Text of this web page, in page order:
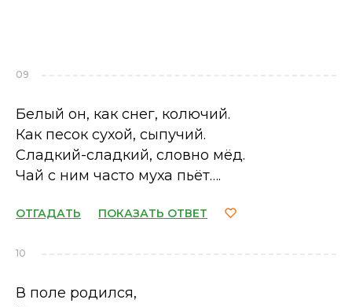
09
Белый он, как снег, колючий.
Как песок сухой, сыпучий.
Сладкий-сладкий, словно мёд.
Чай с ним часто муха пьёт….
ОТГАДАТЬ ПОКАЗАТЬ ОТВЕТ
10
В поле родился,